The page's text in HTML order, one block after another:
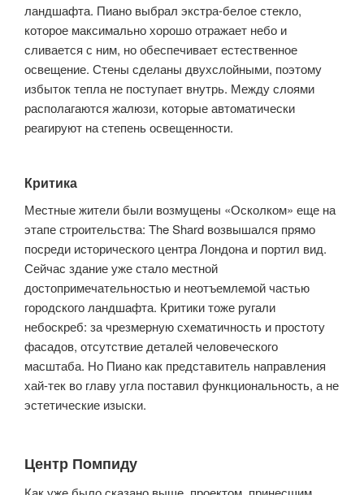
ландшафта. Пиано выбрал экстра-белое стекло,
которое максимально хорошо отражает небо и
сливается с ним, но обеспечивает естественное
освещение. Стены сделаны двухслойными, поэтому
избыток тепла не поступает внутрь. Между слоями
располагаются жалюзи, которые автоматически
реагируют на степень освещенности.
Критика
Местные жители были возмущены «Осколком» еще на
этапе строительства: The Shard возвышался прямо
посреди исторического центра Лондона и портил вид.
Сейчас здание уже стало местной
достопримечательностью и неотъемлемой частью
городского ландшафта. Критики тоже ругали
небоскреб: за чрезмерную схематичность и простоту
фасадов, отсутствие деталей человеческого
масштаба. Но Пиано как представитель направления
хай-тек во главу угла поставил функциональность, а не
эстетические изыски.
Центр Помпиду